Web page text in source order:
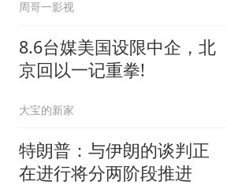
周哥一影视
8.6台媒美国设限中企，北
京回以一记重拳!
大宝的新家
特朗普：与伊朗的谈判正
在进行将分两阶段推进